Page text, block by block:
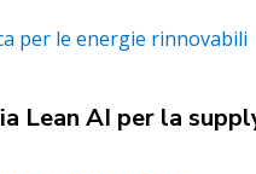
per le energie rinnovabili
Lean AI per la